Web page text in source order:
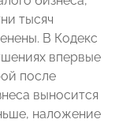
тысяч
В Кодекс
впервые
после
выносится
наложение